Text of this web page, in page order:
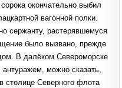
окончательно выбил
вагонной полки.
сержанту, растерявшемуся
было вызвано, прежде
В далёком Североморске
можно сказать,
столице Северного флота